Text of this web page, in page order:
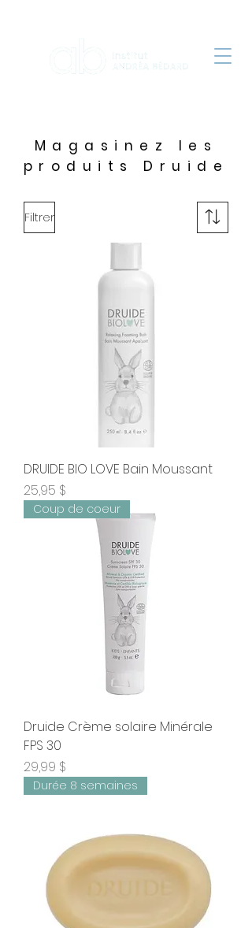
Magasinez les
produits Druide
Filtrer
DRUIDE BIO LOVE Bain Moussant
Prix
25,95 $
Coup de coeur
Druide Crème solaire Minérale
FPS 30
Prix
29,99 $
Durée 8 semaines